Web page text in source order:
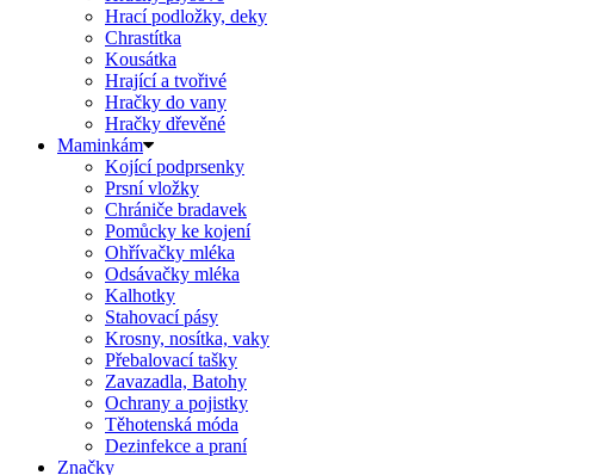
Hrací podložky, deky
Chrastítka
Kousátka
Hrající a tvořivé
Hračky do vany
Hračky dřevěné
Maminkám
Kojící podprsenky
Prsní vložky
Chrániče bradavek
Pomůcky ke kojení
Ohřívačky mléka
Odsávačky mléka
Kalhotky
Stahovací pásy
Krosny, nosítka, vaky
Přebalovací tašky
Zavazadla, Batohy
Ochrany a pojistky
Těhotenská móda
Dezinfekce a praní
Značky